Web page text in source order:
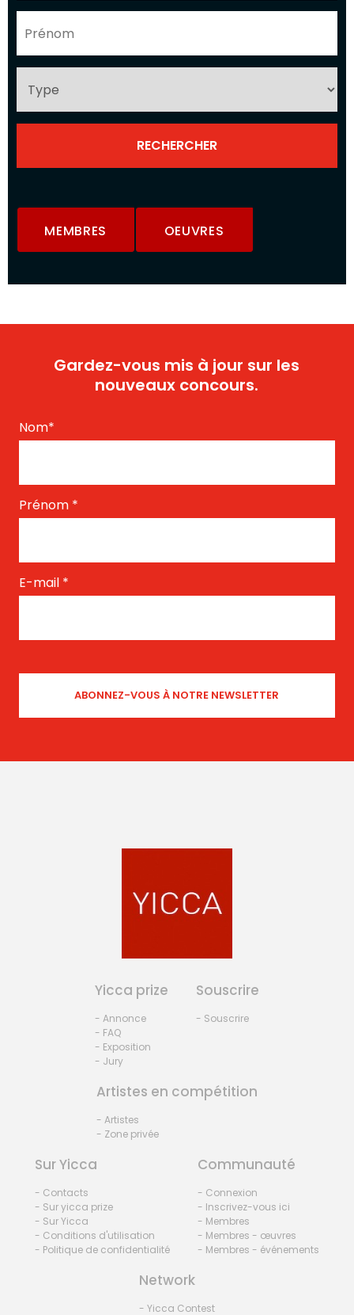
MEMBRES OEUVRES
Gardez-vous mis à jour sur les
nouveaux concours.
Nom*
Prénom *
E-mail *
Yicca prize
- Annonce
- FAQ
- Exposition
- Jury
Souscrire
- Souscrire
Artistes en compétition
- Artistes
- Zone privée
Sur Yicca
- Contacts
- Sur yicca prize
- Sur Yicca
- Conditions d'utilisation
- Politique de confidentialité
Communauté
- Connexion
- Inscrivez-vous ici
- Membres
- Membres - œuvres
- Membres - événements
Network
- Yicca Contest